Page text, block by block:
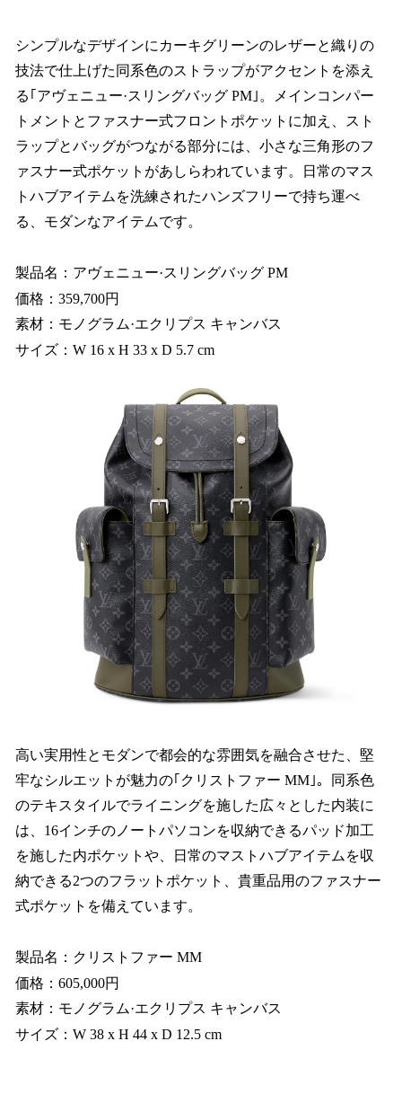
シンプルなデザインにカーキグリーンのレザーと織りの
技法で仕上げた同系色のストラップがアクセントを添え
る｢アヴェニュー·スリングバッグ PM｣。メインコンパー
トメントとファスナー式フロントポケットに加え、スト
ラップとバッグがつながる部分には、小さな三角形のフ
ァスナー式ポケットがあしらわれています。日常のマス
トハブアイテムを洗練されたハンズフリーで持ち運べ
る、モダンなアイテムです。
製品名：アヴェニュー·スリングバッグ PM
価格：359,700円
素材：モノグラム·エクリプス キャンバス
サイズ：W 16 x H 33 x D 5.7 cm
高い実用性とモダンで都会的な雰囲気を融合させた、堅
牢なシルエットが魅力の｢クリストファー MM｣。同系色
のテキスタイルでライニングを施した広々とした内装に
は、16インチのノートパソコンを収納できるパッド加工
を施した内ポケットや、日常のマストハブアイテムを収
納できる2つのフラットポケット、貴重品用のファスナー
式ポケットを備えています。
製品名：クリストファー MM
価格：605,000円
素材：モノグラム·エクリプス キャンバス
サイズ：W 38 x H 44 x D 12.5 cm